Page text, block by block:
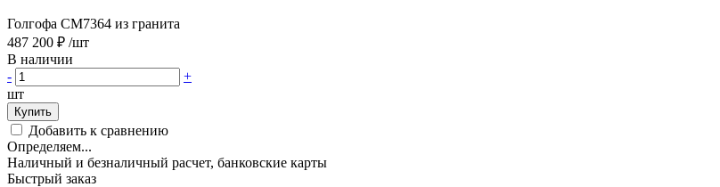
Голгофа CM7364 из гранита
487 200 ₽ /шт
В наличии
-
+
шт
Купить
Добавить к сравнению
Определяем...
Наличный и безналичный расчет, банковские карты
Быстрый заказ